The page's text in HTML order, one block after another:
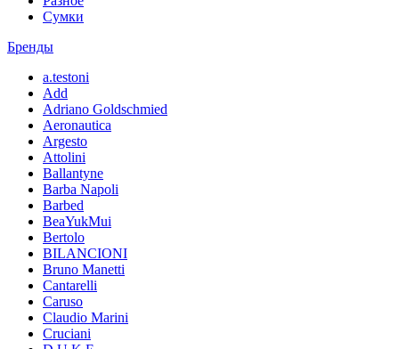
Сумки
Бренды
a.testoni
Add
Adriano Goldschmied
Aeronautica
Argesto
Attolini
Ballantyne
Barba Napoli
Barbed
BeaYukMui
Bertolo
BILANCIONI
Bruno Manetti
Cantarelli
Caruso
Claudio Marini
Cruciani